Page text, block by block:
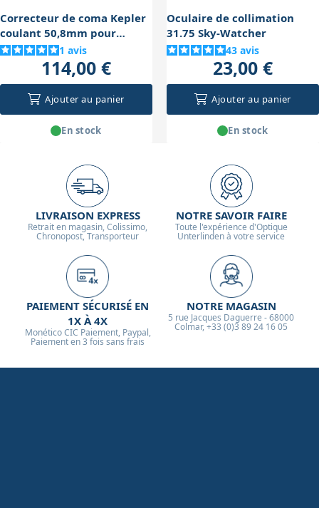
Enfin, la limite physique due à la diffraction impose
une résolution maximum, donc au-delà d'environ 300x
de grossissement sur ce diamètre, l'image ne
s'améliore plus mais se dégrade.
Correcteur de coma Kepler
coulant 50,8mm pour
Newton
1 avis
114,00 €
Ajouter au panier
En stock
Oculaire de collimation
31.75 Sky-Watcher
43 avis
23,00 €
Ajouter au panier
En stock
LIVRAISON EXPRESS
Retrait en magasin, Colissimo,
Chronopost, Transporteur
NOTRE SAVOIR FAIRE
Toute l'expérience d'Optique
Unterlinden à votre service
PAIEMENT SÉCURISÉ EN
1X À 4X
Monético CIC Paiement, Paypal,
Paiement en 3 fois sans frais
NOTRE MAGASIN
5 rue Jacques Daguerre - 68000
Colmar, +33 (0)3 89 24 16 05